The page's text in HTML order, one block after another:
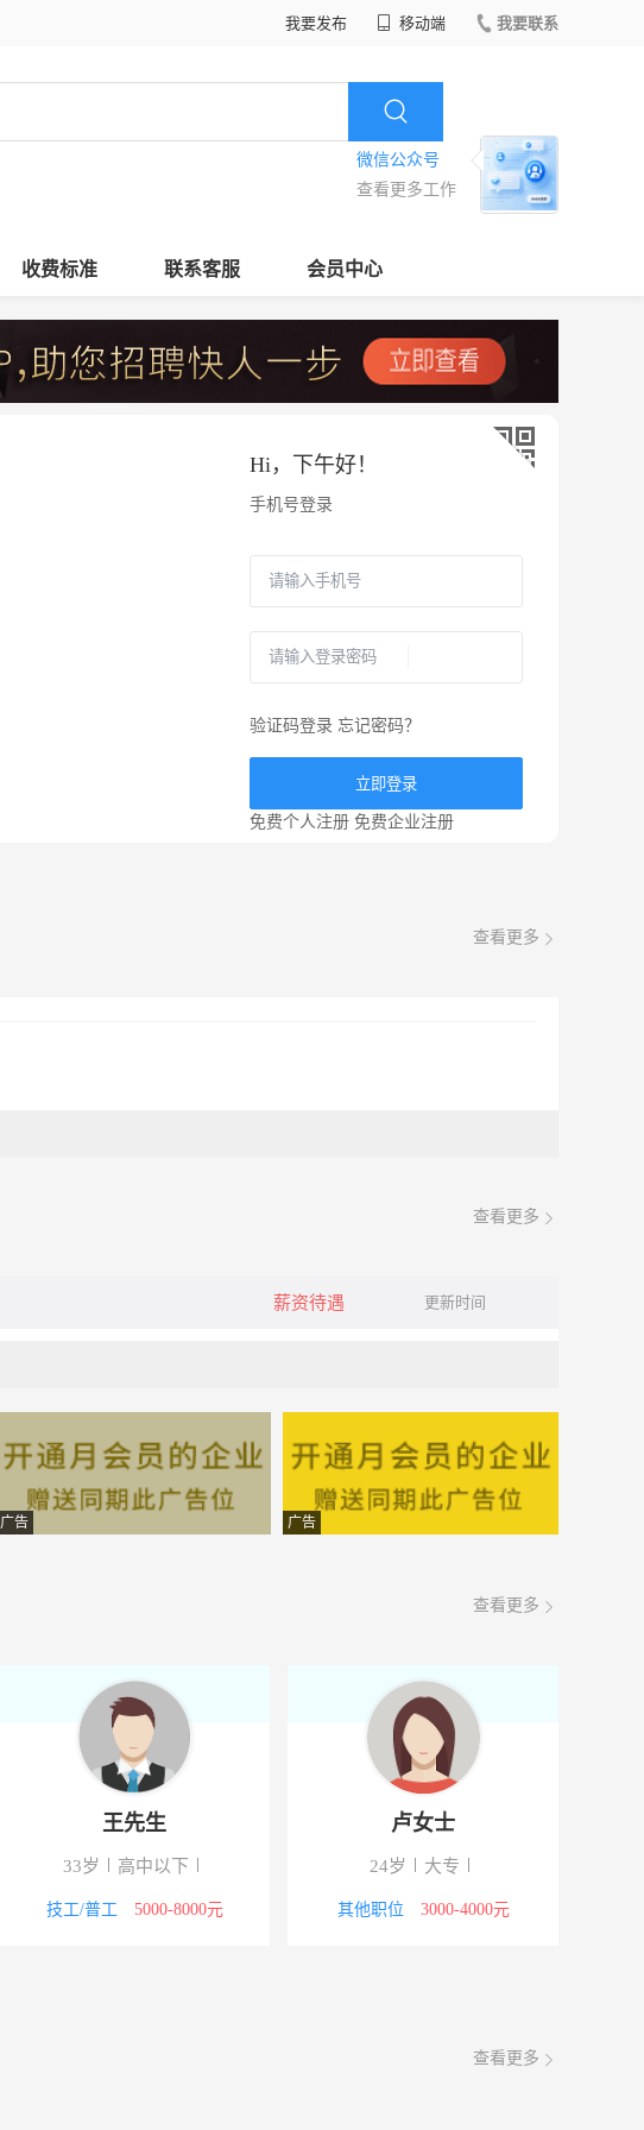
我要发布 移动端 我要联系
微信公众号
查看更多工作
收费标准 联系客服 会员中心
Hi， 下午好！
手机号登录
验证码登录 忘记密码？
立即登录
免费个人注册 免费企业注册
查看更多
查看更多
薪资待遇 更新时间
广告 广告
查看更多
王先生
33岁 高中以下
技工/普工 5000-8000元
卢女士
24岁 大专
其他职位 3000-4000元
查看更多